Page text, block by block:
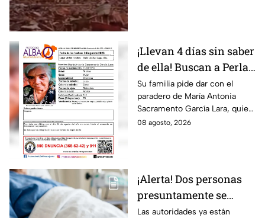
¡Llevan 4 días sin saber
de ella! Buscan a Perla
Alejandra Martín del
Campo Medina,
desaparecida en
Guanajuato
Su familia pide dar con el
paradero de María Antonia
Sacramento García Lara, quien
fue vista por última vez el 4 de
08 agosto, 2026
¡Alerta! Dos personas
presuntamente se
encuentran delicadas
Las autoridades ya están